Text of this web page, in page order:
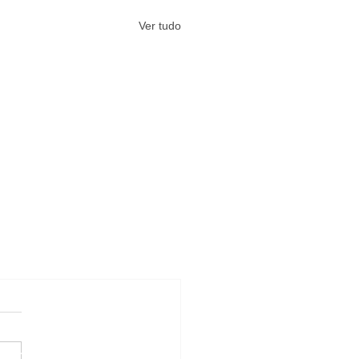
Ver tudo
#Arquivos